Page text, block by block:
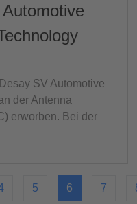
SV Automotive
der Antenna
erworben. Bei der
5 6 7